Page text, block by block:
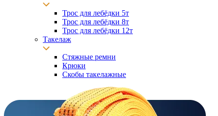
Трос для лебёдки 5т
Трос для лебёдки 8т
Трос для лебёдки 12т
Такелаж
Стяжные ремни
Крюки
Скобы такелажные